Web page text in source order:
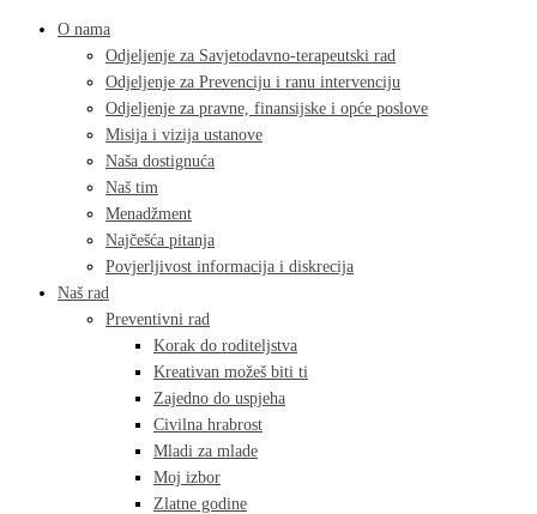
O nama
Odjeljenje za Savjetodavno-terapeutski rad
Odjeljenje za Prevenciju i ranu intervenciju
Odjeljenje za pravne, finansijske i opće poslove
Misija i vizija ustanove
Naša dostignuća
Naš tim
Menadžment
Najčešća pitanja
Povjerljivost informacija i diskrecija
Naš rad
Preventivni rad
Korak do roditeljstva
Kreativan možeš biti ti
Zajedno do uspjeha
Civilna hrabrost
Mladi za mlade
Moj izbor
Zlatne godine